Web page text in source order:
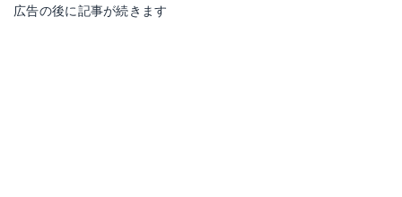
広告の後に記事が続きます